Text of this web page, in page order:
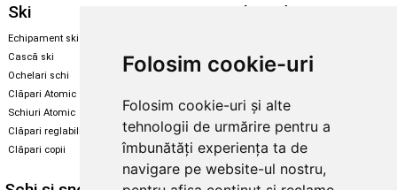
Folosim cookie-uri
Folosim cookie-uri și alte
tehnologii de urmărire pentru a
îmbunătăți experiența ta de
navigare pe website-ul nostru,
Ski
Echipament ski
Cască ski
Ochelari schi
Clăpari Atomic
Schiuri Atomic
Clăpari reglabili
Clăpari copii
Snowboard
Echipament snowboard
Legături Rome SDS
Skate & longboard
Enuff Skateboards